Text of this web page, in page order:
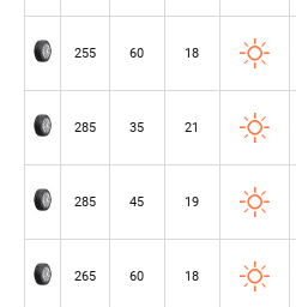
255 60 18
285 35 21
285 45 19
265 60 18